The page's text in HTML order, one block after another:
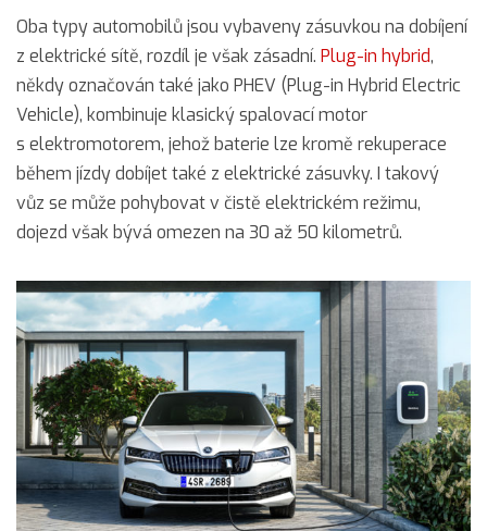
Oba typy automobilů jsou vybaveny zásuvkou na dobíjení
z elektrické sítě, rozdíl je však zásadní. Plug-in hybrid,
někdy označován také jako PHEV (Plug-in Hybrid Electric
Vehicle), kombinuje klasický spalovací motor
s elektromotorem, jehož baterie lze kromě rekuperace
během jízdy dobíjet také z elektrické zásuvky. I takový
vůz se může pohybovat v čistě elektrickém režimu,
dojezd však bývá omezen na 30 až 50 kilometrů.